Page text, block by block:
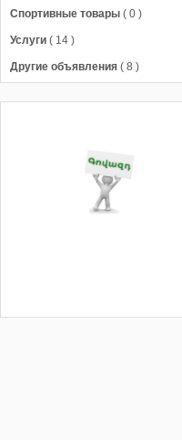
Спортивные товары ( 0 )
Услуги ( 14 )
Другие объявления ( 8 )